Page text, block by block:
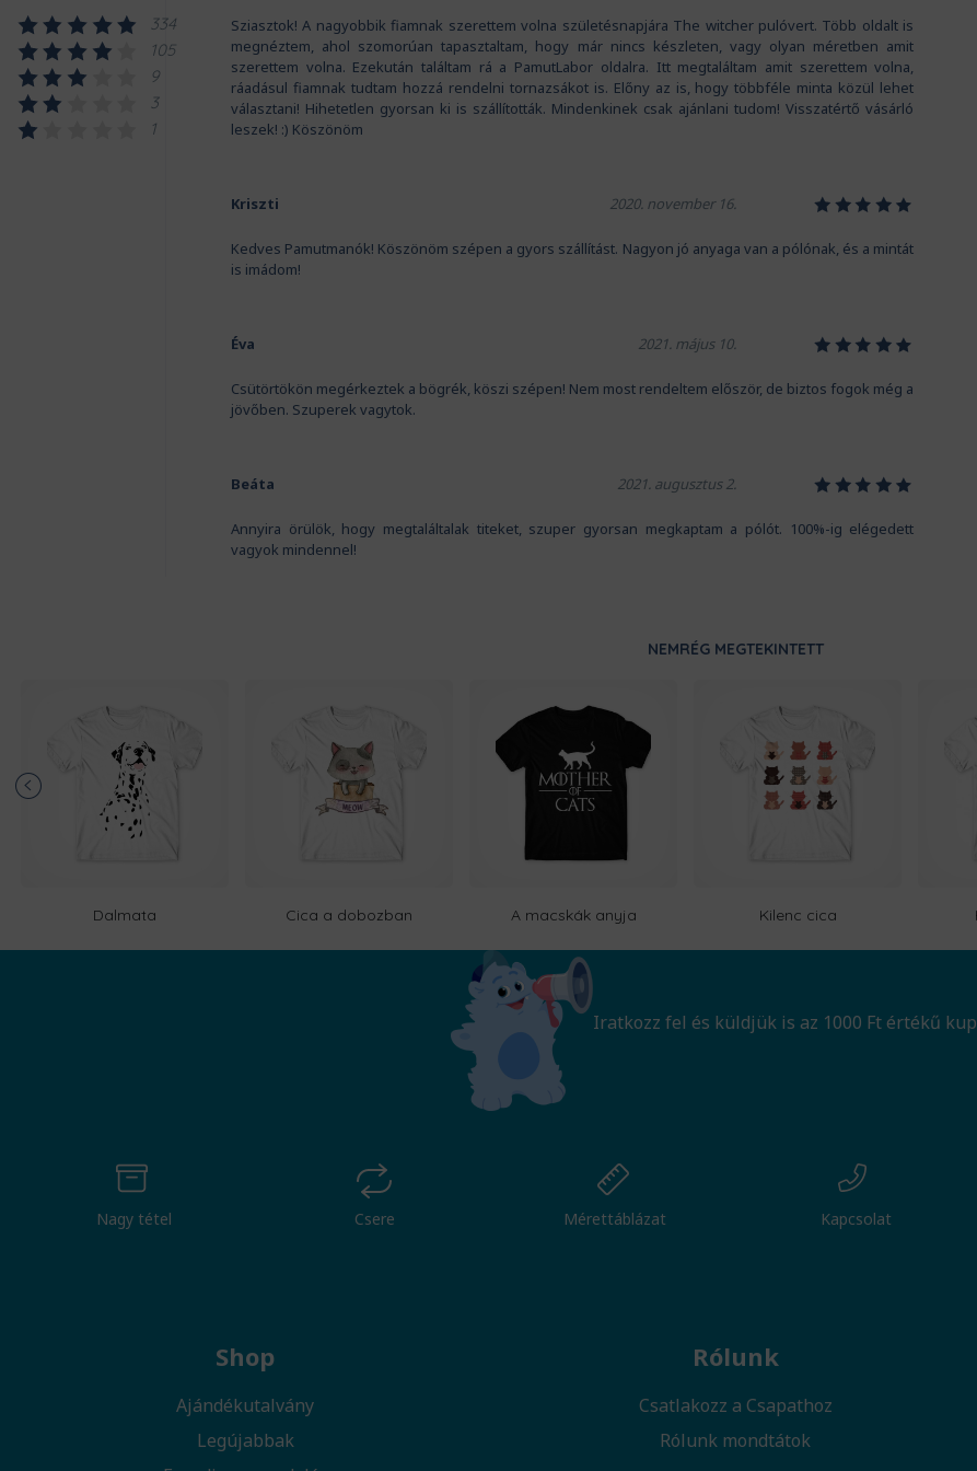
334
105
9
3
1
Sziasztok! A nagyobbik fiamnak szerettem volna születésnapjára The witcher pulóvert. Több oldalt is
megnéztem, ahol szomorúan tapasztaltam, hogy már nincs készleten, vagy olyan méretben amit
szerettem volna. Ezekután találtam rá a PamutLabor oldalra. Itt megtaláltam amit szerettem volna,
ráadásul fiamnak tudtam hozzá rendelni tornazsákot is. Előny az is, hogy többféle minta közül lehet
választani! Hihetetlen gyorsan ki is szállították. Mindenkinek csak ajánlani tudom! Visszatértő vásárló
leszek! :) Köszönöm
Kriszti 2020. november 16. 12345
Kedves Pamutmanók! Köszönöm szépen a gyors szállítást. Nagyon jó anyaga van a pólónak, és a mintát
is imádom!
Éva 2021. május 10. 12345
Csütörtökön megérkeztek a bögrék, köszi szépen! Nem most rendeltem először, de biztos fogok még a
jövőben. Szuperek vagytok.
Beáta 2021. augusztus 2. 12345
Annyira örülök, hogy megtaláltalak titeket, szuper gyorsan megkaptam a pólót. 100%-ig elégedett
vagyok mindennel!
NEMRÉG MEGTEKINTETT
Dalmata Cica a dobozban A macskák anyja Kilenc cica
Iratkozz fel és küldjük is az 1000 Ft értékű
Nagy tétel Csere Mérettáblázat Kapcsolat
Shop
Ajándékutalvány
Legújabbak
Rólunk
Csatlakozz a Csapathoz
Rólunk mondtátok